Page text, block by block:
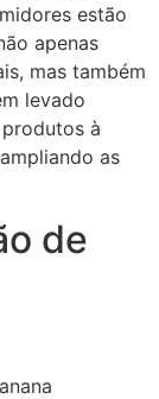
estão
apenas
mas também
levado
à
as
de